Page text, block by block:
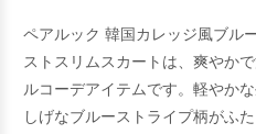
ペアルック 韓国カレッジ風ブル
ストスリムスカートは、爽やか
ルコーデアイテムです。軽やか
しげなブルーストライプ柄がふ